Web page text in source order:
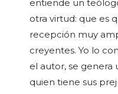
entiende un
otra virtud: que es
recepción muy
creyentes. Yo lo
el autor, se genera
quien tiene sus